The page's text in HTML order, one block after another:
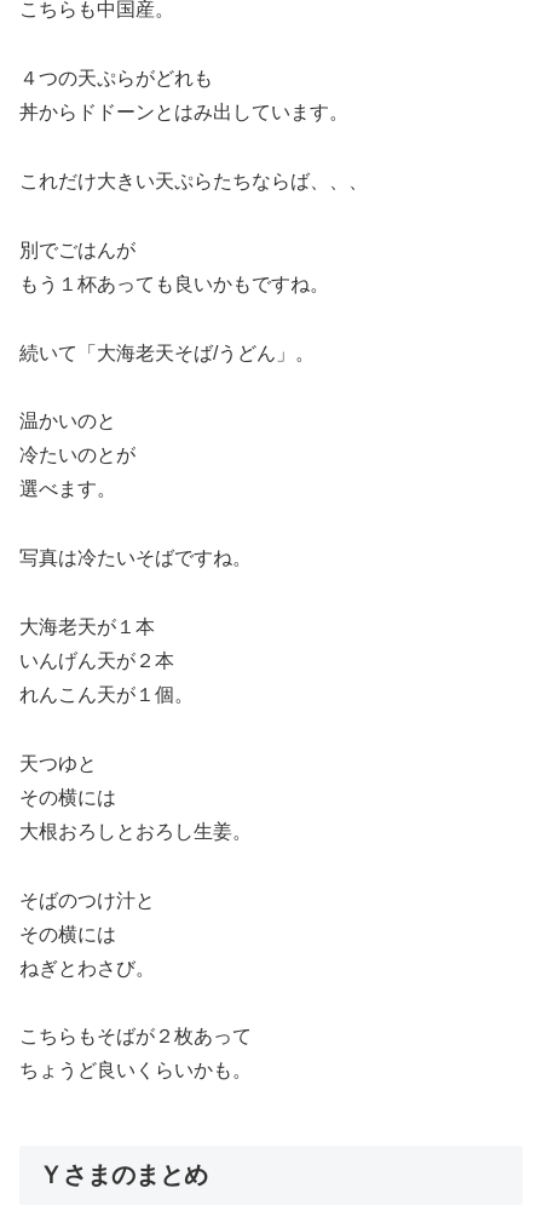
こちらも中国産。
４つの天ぷらがどれも
丼からドドーンとはみ出しています。
これだけ大きい天ぷらたちならば、、、
別でごはんが
もう１杯あっても良いかもですね。
続いて「大海老天そば/うどん」。
温かいのと
冷たいのとが
選べます。
写真は冷たいそばですね。
大海老天が１本
いんげん天が２本
れんこん天が１個。
天つゆと
その横には
大根おろしとおろし生姜。
そばのつけ汁と
その横には
ねぎとわさび。
こちらもそばが２枚あって
ちょうど良いくらいかも。
Ｙさまのまとめ